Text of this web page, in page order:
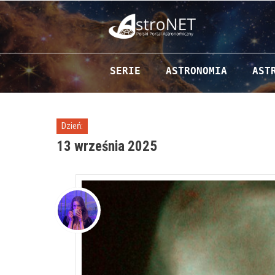
Przejdź do zawartości
SERIE ASTRONOMIA
Dzień:
13 września 2025